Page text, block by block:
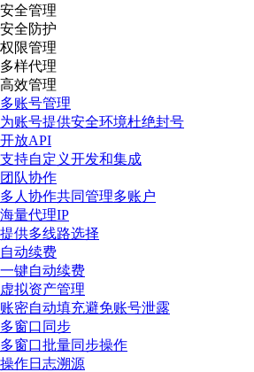
安全管理
安全防护
权限管理
多样代理
高效管理
多账号管理
为账号提供安全环境杜绝封号
开放API
支持自定义开发和集成
团队协作
多人协作共同管理多账户
海量代理IP
提供多线路选择
自动续费
一键自动续费
虚拟资产管理
账密自动填充避免账号泄露
多窗口同步
多窗口批量同步操作
操作日志溯源